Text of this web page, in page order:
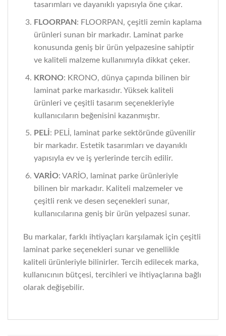
tasarımları ve dayanıklı yapısıyla öne çıkar.
FLOORPAN : FLOORPAN, çeşitli zemin kaplama
ürünleri sunan bir markadır. Laminat parke
konusunda geniş bir ürün yelpazesine sahiptir
ve kaliteli malzeme kullanımıyla dikkat çeker.
KRONO: KRONO, dünya çapında bilinen bir
laminat parke markasıdır. Yüksek kaliteli
ürünleri ve çeşitli tasarım seçenekleriyle
kullanıcıların beğenisini kazanmıştır.
PELİ : PELİ, laminat parke sektöründe güvenilir
bir markadır. Estetik tasarımları ve dayanıklı
yapısıyla ev ve iş yerlerinde tercih edilir.
VARİO: VARİO, laminat parke ürünleriyle
bilinen bir markadır. Kaliteli malzemeler ve
çeşitli renk ve desen seçenekleri sunar,
kullanıcılarına geniş bir ürün yelpazesi sunar.
Bu markalar, farklı ihtiyaçları karşılamak için çeşitli
laminat parke seçenekleri sunar ve genellikle
kaliteli ürünleriyle bilinirler. Tercih edilecek marka,
kullanıcının bütçesi, tercihleri ve ihtiyaçlarına bağlı
olarak değişebilir.